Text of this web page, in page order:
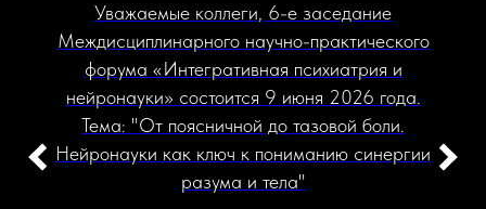
Уважаемые коллеги, 6-е заседание
Междисциплинарного научно-практического
форума «Интегративная психиатрия и
нейронауки» состоится 9 июня 2026 года.
Тема: "От поясничной до тазовой боли.
Нейронауки как ключ к пониманию синергии
разума и тела"